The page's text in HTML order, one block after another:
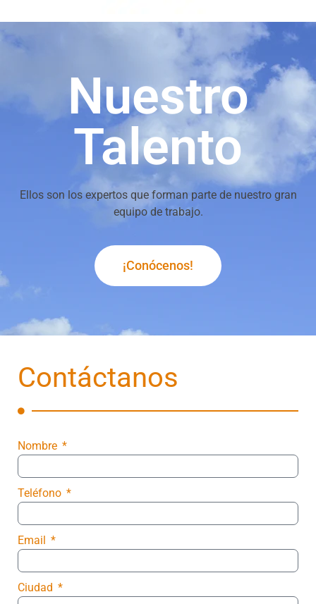
Nuestro
Talento
Ellos son los expertos que forman parte de nuestro gran
equipo de trabajo.
¡Conócenos!
Contáctanos
Nombre
Teléfono
Email
Ciudad